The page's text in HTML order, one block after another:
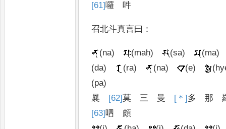
[61]囉 吽
召北斗真言曰 ：
(na) (maḥ) (sa)
(ma)
(da)
(ra) (na) (e)
(pa)
曩
[62]莫 三 曼 [＊] 多 那
[63]呬
頗